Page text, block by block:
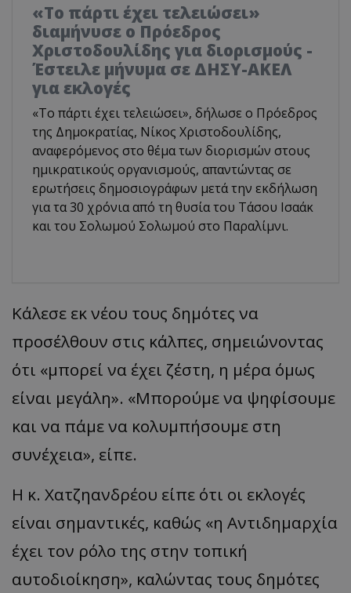
«Το πάρτι έχει τελειώσει»
διαμήνυσε ο Πρόεδρος
Χριστοδουλίδης για διορισμούς -
Έστειλε μήνυμα σε ΔΗΣΥ-ΑΚΕΛ
για εκλογές
«Το πάρτι έχει τελειώσει», δήλωσε ο Πρόεδρος
της Δημοκρατίας, Νίκος Χριστοδουλίδης,
αναφερόμενος στο θέμα των διορισμών στους
ημικρατικούς οργανισμούς, απαντώντας σε
ερωτήσεις δημοσιογράφων μετά την εκδήλωση
για τα 30 χρόνια από τη θυσία του Τάσου Ισαάκ
και του Σολωμού Σολωμού στο Παραλίμνι.
Κάλεσε εκ νέου τους δημότες να
προσέλθουν στις κάλπες, σημειώνοντας
ότι «μπορεί να έχει ζέστη, η μέρα όμως
είναι μεγάλη». «Μπορούμε να ψηφίσουμε
και να πάμε να κολυμπήσουμε στη
συνέχεια», είπε.
Η κ. Χατζηανδρέου είπε ότι οι εκλογές
είναι σημαντικές, καθώς «η Αντιδημαρχία
έχει τον ρόλο της στην τοπική
αυτοδιοίκηση», καλώντας τους δημότες